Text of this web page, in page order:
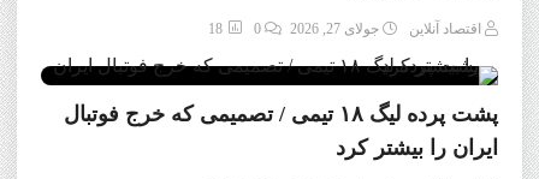
اقتصاد آنلاین جولای 27, 2026 0
18
پشت پرده لیگ ۱۸ تیمی / تصمیمی که خرج فوتبال
ایران را بیشتر کرد